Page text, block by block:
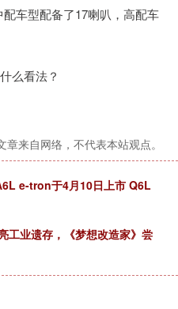
车型配备了17喇叭，高配车
么看法？
来自网络，不代表本站观点。
e-tron于4月10日上市 Q6L
工业遗存，《梦想改造家》尝